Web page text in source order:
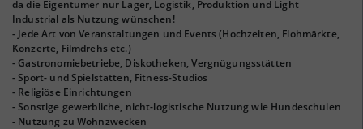
da die Eigentümer nur Lager, Logistik, Produktion und Light
Industrial als Nutzung wünschen!
- Jede Art von Veranstaltungen und Events (Hochzeiten, Flohmärkte,
Konzerte, Filmdrehs etc.)
- Gastronomiebetriebe, Diskotheken, Vergnügungsstätten
- Sport- und Spielstätten, Fitness-Studios
- Religiöse Einrichtungen
- Sonstige gewerbliche, nicht-logistische Nutzung wie Hundeschulen
- Nutzung zu Wohnzwecken